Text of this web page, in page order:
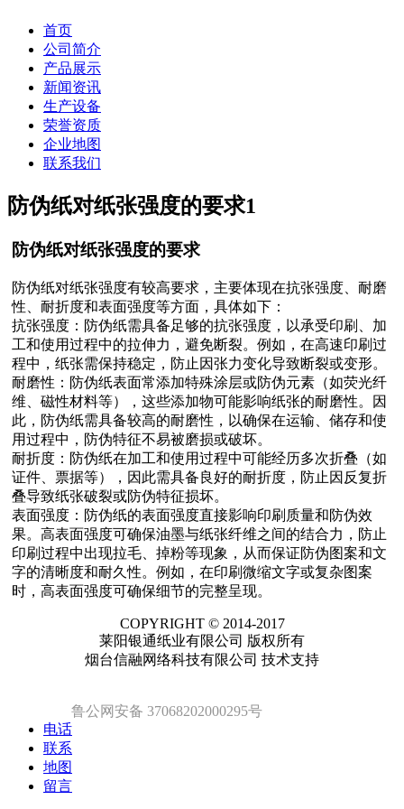
首页
公司简介
产品展示
新闻资讯
生产设备
荣誉资质
企业地图
联系我们
防伪纸对纸张强度的要求1
防伪纸对纸张强度的要求
防伪纸对纸张强度有较高要求，主要体现在抗张强度、耐磨
性、耐折度和表面强度等方面，具体如下：
抗张强度：防伪纸需具备足够的抗张强度，以承受印刷、加
工和使用过程中的拉伸力，避免断裂。例如，在高速印刷过
程中，纸张需保持稳定，防止因张力变化导致断裂或变形。
耐磨性：防伪纸表面常添加特殊涂层或防伪元素（如荧光纤
维、磁性材料等），这些添加物可能影响纸张的耐磨性。因
此，防伪纸需具备较高的耐磨性，以确保在运输、储存和使
用过程中，防伪特征不易被磨损或破坏。
耐折度：防伪纸在加工和使用过程中可能经历多次折叠（如
证件、票据等），因此需具备良好的耐折度，防止因反复折
叠导致纸张破裂或防伪特征损坏。
表面强度：防伪纸的表面强度直接影响印刷质量和防伪效
果。高表面强度可确保油墨与纸张纤维之间的结合力，防止
印刷过程中出现拉毛、掉粉等现象，从而保证防伪图案和文
字的清晰度和耐久性。例如，在印刷微缩文字或复杂图案
时，高表面强度可确保细节的完整呈现。
COPYRIGHT © 2014-2017
莱阳银通纸业有限公司 版权所有
烟台信融网络科技有限公司 技术支持
鲁公网安备 37068202000295号
电话
联系
地图
留言